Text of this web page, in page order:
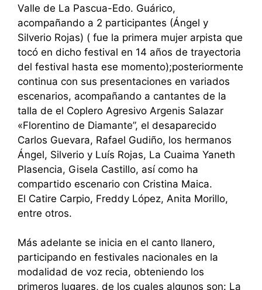
Valle de La Pascua-Edo. Guárico,
acompañando a 2 participantes (Ángel y
Silverio Rojas) ( fue la primera mujer arpista que
tocó en dicho festival en 14 años de trayectoria
del festival hasta ese momento);posteriormente
continua con sus presentaciones en variados
escenarios, acompañando a cantantes de la
talla de el Coplero Agresivo Argenis Salazar
«Florentino de Diamante”, el desaparecido
Carlos Guevara, Rafael Gudiño, los hermanos
Ángel, Silverio y Luís Rojas, La Cuaima Yaneth
Plasencia, Gisela Castillo, así como ha
compartido escenario con Cristina Maica.
El Catire Carpio, Freddy López, Anita Morillo,
entre otros.
Más adelante se inicia en el canto llanero,
participando en festivales nacionales en la
modalidad de voz recia, obteniendo los
primeros lugares, de los cuales algunos son: La